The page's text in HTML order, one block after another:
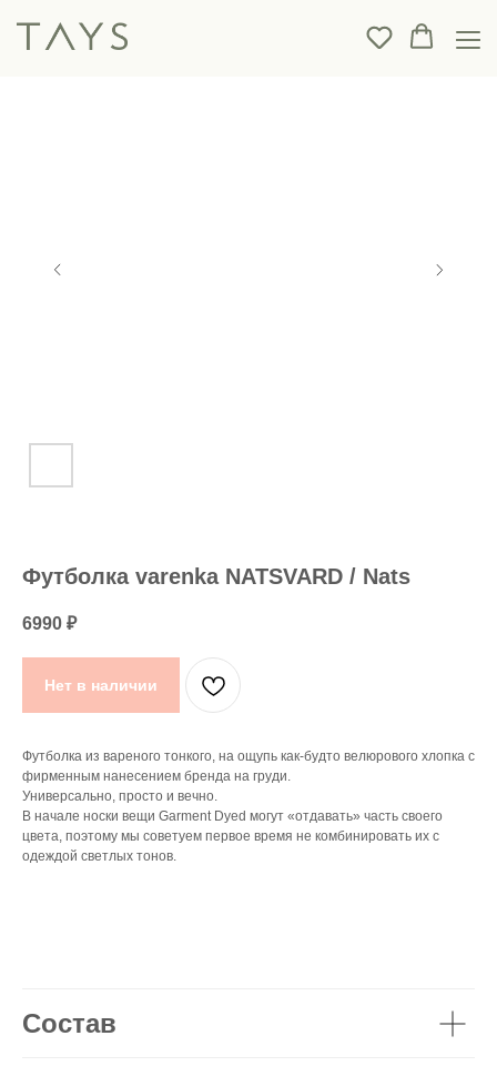
Футболка varenka NATSVARD / Nats
6990 ₽
Нет в наличии
Футболка из вареного тонкого, на ощупь как-будто велюрового хлопка с
фирменным нанесением бренда на груди.
Универсально, просто и вечно.
В начале носки вещи Garment Dyed могут «отдавать» часть своего
цвета, поэтому мы советуем первое время не комбинировать их с
одеждой светлых тонов.
Состав